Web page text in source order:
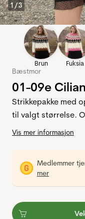
1/3
Brun Fuksia
Bæstmor
01-09e
Strikkepakke med
til valgt størrelse.
Vis mer informasjon
Medlemmer
mer